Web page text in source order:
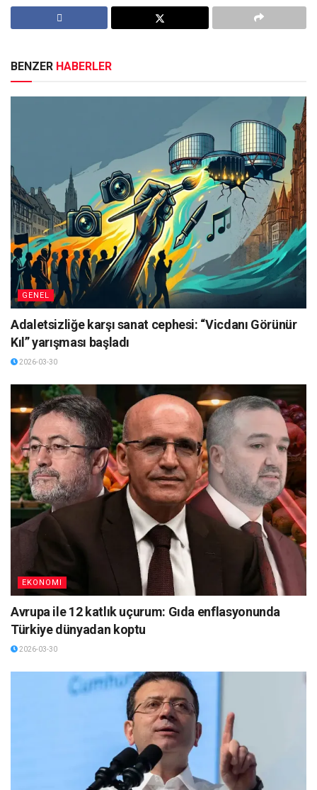
BENZER HABERLER
GENEL
Adaletsizliğe karşı sanat cephesi: “Vicdanı Görünür
Kıl” yarışması başladı
2026-03-30
EKONOMI
Avrupa ile 12 katlık uçurum: Gıda enflasyonunda
Türkiye dünyadan koptu
2026-03-30